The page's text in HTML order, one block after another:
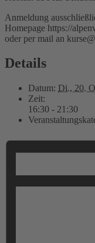
Anmeldung
Homepage https://
oder per mail an
Details
Datum: Di., 20.
Zeit:
16:30 - 21:30